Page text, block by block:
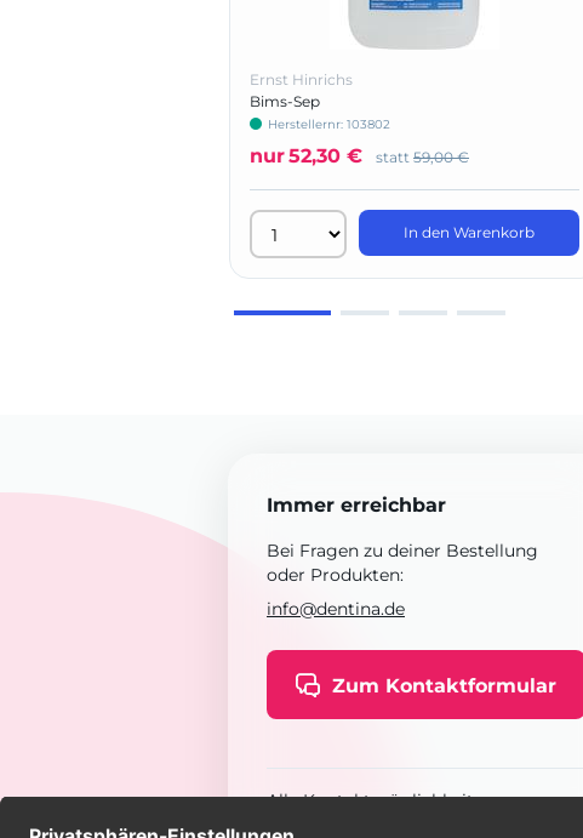
Ernst Hinrichs
Bims-Sep
Herstellernr: 103802
nur52,30 € statt 59,00 €
In den Warenkorb
Immer erreichbar
Bei Fragen zu deiner Bestellung
oder Produkten:
info@dentina.de
Zum Kontaktformular
Alle Kontaktmöglichkeiten